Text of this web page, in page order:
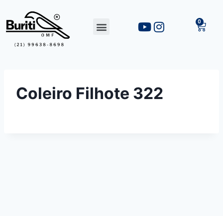
Coleiro Filhote 322